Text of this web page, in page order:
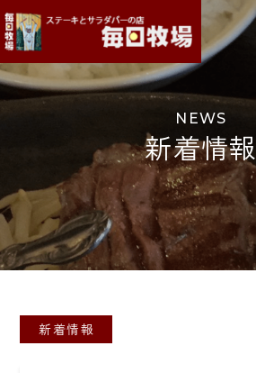
NEWS
新着情報
新着情報